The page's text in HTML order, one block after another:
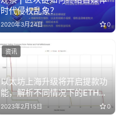
时代侵权乱象？
2020年3月24日 0
以太坊上海升级将开启提款功
能，解析不同情况下的ETH抛
压
2023年2月15日 0
资讯